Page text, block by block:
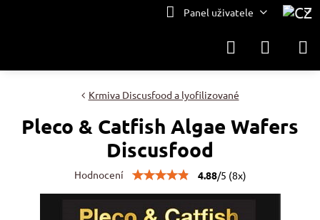
Panel uživatele
Krmiva Discusfood a lyofilizované
Pleco & Catfish Algae Wafers
Discusfood
Hodnocení 4.88/5 (8x)